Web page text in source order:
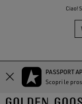
Ciao!
Vai
contenuto
Vai
contenuto
PASSPORT
Scopri le
THE